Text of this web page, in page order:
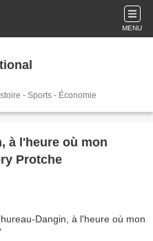
MENU
- Sports - Économie
à l'heure où mon
Protche